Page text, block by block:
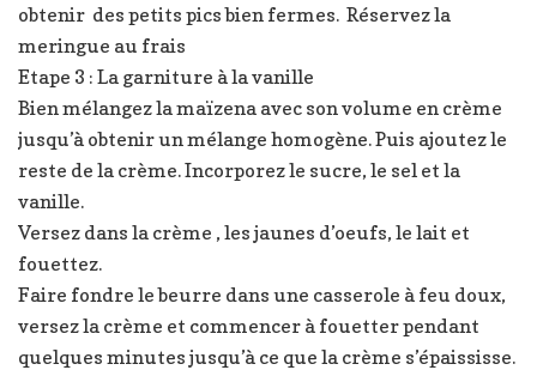
obtenir des petits pics bien fermes. Réservez la
meringue au frais
Etape 3 : La garniture à la vanille
Bien mélangez la maïzena avec son volume en crème
jusqu’à obtenir un mélange homogène. Puis ajoutez le
reste de la crème. Incorporez le sucre, le sel et la
vanille.
Versez dans la crème , les jaunes d’oeufs, le lait et
fouettez.
Faire fondre le beurre dans une casserole à feu doux,
versez la crème et commencer à fouetter pendant
quelques minutes jusqu’à ce que la crème s’épaississe.